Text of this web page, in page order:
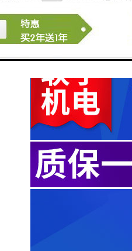
13出布装置摆布/卷布
有摆布及卷布二种出布方式